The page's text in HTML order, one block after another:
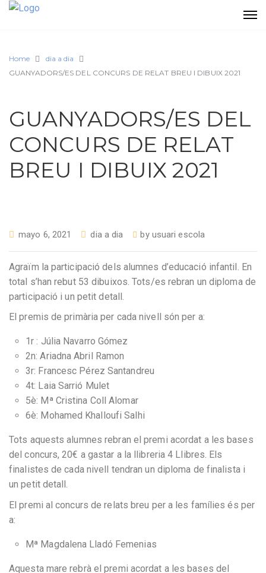
Home
dia a dia
GUANYADORS/ES DEL CONCURS DE RELAT BREU I DIBUIX 2021
GUANYADORS/ES DEL
CONCURS DE RELAT
BREU I DIBUIX 2021
mayo 6, 2021 dia a dia by usuari escola
Agraïm la participació dels alumnes d’educació infantil. En
total s’han rebut 53 dibuixos. Tots/es rebran un diploma de
participació i un petit detall.
El premis de primària per cada nivell són per a:
1r : Júlia Navarro Gómez
2n: Ariadna Abril Ramon
3r: Francesc Pérez Santandreu
4t: Laia Sarrió Mulet
5è: Mª Cristina Coll Alomar
6è: Mohamed Khalloufi Salhi
Tots aquests alumnes rebran el premi acordat a les bases
del concurs, 20€ a gastar a la llibreria 4 Llibres. Els
finalistes de cada nivell tendran un diploma de finalista i
un petit detall.
El premi al concurs de relats breu per a les famílies és per
a:
Mª Magdalena Lladó Femenias
Aquesta mare rebrà el premi acordat a les bases del